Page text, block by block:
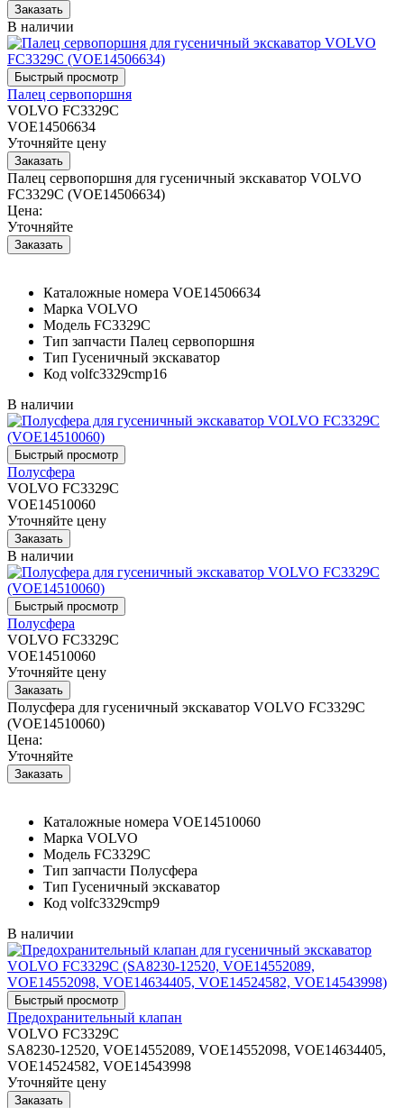
В наличии
Палец сервопоршня
VOLVO FC3329C
VOE14506634
Уточняйте цену
Палец сервопоршня для гусеничный экскаватор VOLVO
FC3329C (VOE14506634)
Цена:
Уточняйте
Каталожные номера VOE14506634
Марка VOLVO
Модель FC3329C
Тип запчасти Палец сервопоршня
Тип Гусеничный экскаватор
Код volfc3329cmp16
В наличии
Полусфера
VOLVO FC3329C
VOE14510060
Уточняйте цену
В наличии
Полусфера
VOLVO FC3329C
VOE14510060
Уточняйте цену
Полусфера для гусеничный экскаватор VOLVO FC3329C
(VOE14510060)
Цена:
Уточняйте
Каталожные номера VOE14510060
Марка VOLVO
Модель FC3329C
Тип запчасти Полусфера
Тип Гусеничный экскаватор
Код volfc3329cmp9
В наличии
Предохранительный клапан
VOLVO FC3329C
SA8230-12520, VOE14552089, VOE14552098, VOE14634405,
VOE14524582, VOE14543998
Уточняйте цену